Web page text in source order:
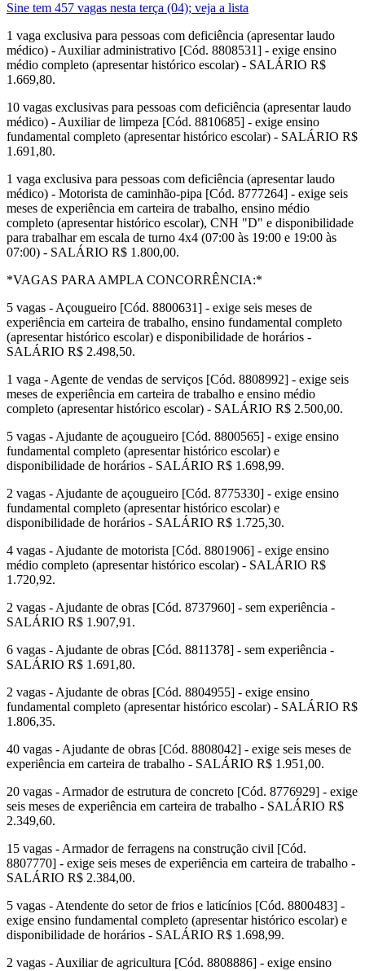
Sine tem 457 vagas nesta terça (04); veja a lista
1 vaga exclusiva para pessoas com deficiência (apresentar laudo
médico) - Auxiliar administrativo [Cód. 8808531] - exige ensino
médio completo (apresentar histórico escolar) - SALÁRIO R$
1.669,80.
10 vagas exclusivas para pessoas com deficiência (apresentar laudo
médico) - Auxiliar de limpeza [Cód. 8810685] - exige ensino
fundamental completo (apresentar histórico escolar) - SALÁRIO R$
1.691,80.
1 vaga exclusiva para pessoas com deficiência (apresentar laudo
médico) - Motorista de caminhão-pipa [Cód. 8777264] - exige seis
meses de experiência em carteira de trabalho, ensino médio
completo (apresentar histórico escolar), CNH "D" e disponibilidade
para trabalhar em escala de turno 4x4 (07:00 às 19:00 e 19:00 às
07:00) - SALÁRIO R$ 1.800,00.
*VAGAS PARA AMPLA CONCORRÊNCIA:*
5 vagas - Açougueiro [Cód. 8800631] - exige seis meses de
experiência em carteira de trabalho, ensino fundamental completo
(apresentar histórico escolar) e disponibilidade de horários -
SALÁRIO R$ 2.498,50.
1 vaga - Agente de vendas de serviços [Cód. 8808992] - exige seis
meses de experiência em carteira de trabalho e ensino médio
completo (apresentar histórico escolar) - SALÁRIO R$ 2.500,00.
5 vagas - Ajudante de açougueiro [Cód. 8800565] - exige ensino
fundamental completo (apresentar histórico escolar) e
disponibilidade de horários - SALÁRIO R$ 1.698,99.
2 vagas - Ajudante de açougueiro [Cód. 8775330] - exige ensino
fundamental completo (apresentar histórico escolar) e
disponibilidade de horários - SALÁRIO R$ 1.725,30.
4 vagas - Ajudante de motorista [Cód. 8801906] - exige ensino
médio completo (apresentar histórico escolar) - SALÁRIO R$
1.720,92.
2 vagas - Ajudante de obras [Cód. 8737960] - sem experiência -
SALÁRIO R$ 1.907,91.
6 vagas - Ajudante de obras [Cód. 8811378] - sem experiência -
SALÁRIO R$ 1.691,80.
2 vagas - Ajudante de obras [Cód. 8804955] - exige ensino
fundamental completo (apresentar histórico escolar) - SALÁRIO R$
1.806,35.
40 vagas - Ajudante de obras [Cód. 8808042] - exige seis meses de
experiência em carteira de trabalho - SALÁRIO R$ 1.951,00.
20 vagas - Armador de estrutura de concreto [Cód. 8776929] - exige
seis meses de experiência em carteira de trabalho - SALÁRIO R$
2.349,60.
15 vagas - Armador de ferragens na construção civil [Cód.
8807770] - exige seis meses de experiência em carteira de trabalho -
SALÁRIO R$ 2.384,00.
5 vagas - Atendente do setor de frios e laticínios [Cód. 8800483] -
exige ensino fundamental completo (apresentar histórico escolar) e
disponibilidade de horários - SALÁRIO R$ 1.698,99.
2 vagas - Auxiliar de agricultura [Cód. 8808886] - exige ensino